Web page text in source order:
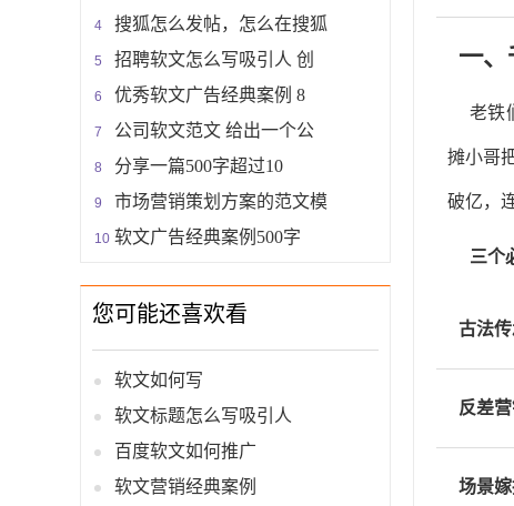
搜狐怎么发帖，怎么在搜狐
招聘软文怎么写吸引人 创
优秀软文广告经典案例 8
公司软文范文 给出一个公
分享一篇500字超过10
市场营销策划方案的范文模
软文广告经典案例500字
您可能还喜欢看
软文如何写
软文标题怎么写吸引人
百度软文如何推广
软文营销经典案例
一、
老铁
摊小哥
破亿，
三个
古法
反差
场景